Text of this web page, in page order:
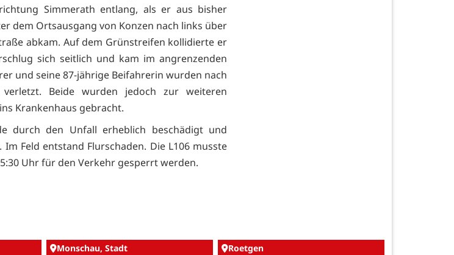
Simmerath entlang, als er aus bisher
dem Ortsausgang von Konzen nach links über
abkam. Auf dem Grünstreifen kollidierte er
sich seitlich und kam im angrenzenden
und seine 87-jährige Beifahrerin wurden nach
Beide wurden jedoch zur weiteren
Krankenhaus gebracht.
durch den Unfall erheblich beschädigt und
Feld entstand Flurschaden. Die L106 musste
Uhr für den Verkehr gesperrt werden.
Monschau, Stadt Roetgen